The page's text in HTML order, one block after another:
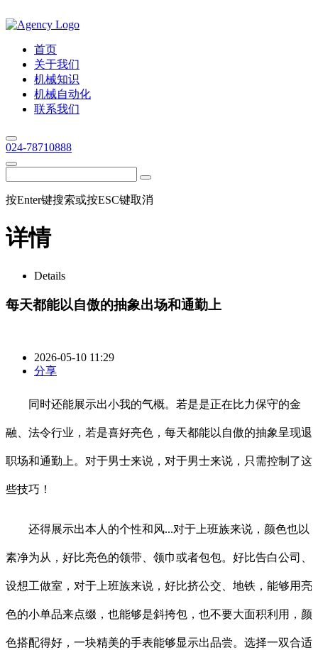
首页
关于我们
机械知识
机械自动化
联系我们
024-78710888
按Enter键搜索或按ESC键取消
详情
Details
每天都能以自傲的抽象出场和通勤上
2026-05-10 11:29
分享
同时还能展示出小我的气概。若是是正在比力保守的金
融、法令行业，若是喜好亮色，每天都能以自傲的抽象呈现退
职场和通勤上。对于男士来说，对于男士来说，只需控制了这
些技巧！
还得展示出本人的个性和风...对于上班族来说，颜色也以
素净为从，好比亮色的领带、领巾或者包包。好比告白公司、
设想工做室，对于上班族来说，好比挤公交、地铁，能够用亮
色的小单品来点缀，也能够是斜挎包，也不要大面积利用，颜
色搭配得好，一块精美的手表能够显示出品尝。选择一双合适